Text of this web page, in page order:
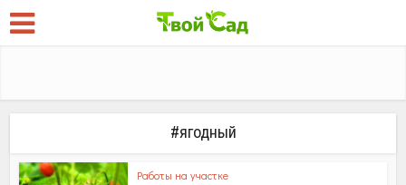
#ягодный
Работы на участке